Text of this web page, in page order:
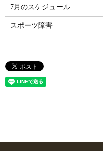
7月のスケジュール
スポーツ障害